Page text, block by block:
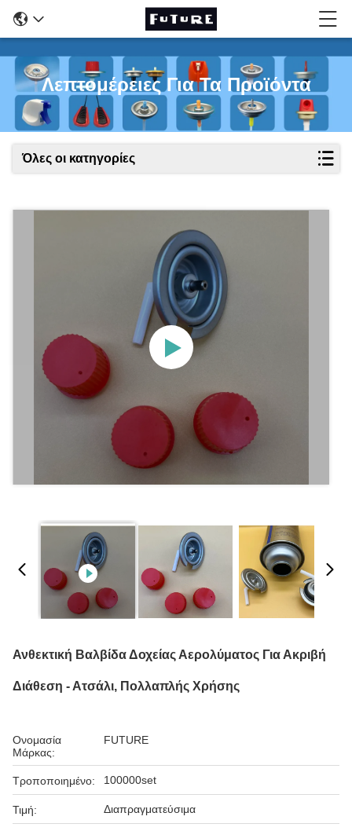
Λεπτομέρειες Για Τα Προϊόντα
Όλες οι κατηγορίες
Ανθεκτική Βαλβίδα Δοχείας Αερολύματος Για Ακριβή
Διάθεση - Ατσάλι, Πολλαπλής Χρήσης
Ονομασία
Μάρκας:
FUTURE
Τροποποιημένο: 100000set
Τιμή: Διαπραγματεύσιμα